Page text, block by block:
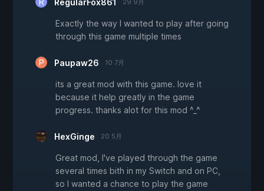
RegularFox861 29 9月
Exactly the way I wanted to play after going
through this game multiple times
Paupaw26 10 7月
its a great mod with this game. love it
because it help greatly in the game
progress. thanks alot for this mod ^_^
HexGinge 20 5月
Great mod, I've played through the game
several times bith in my Switch and on PC,
so I wanted a chance to play the game